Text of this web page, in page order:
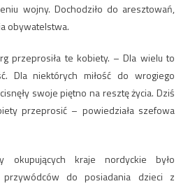
wojny. Dochodziło do aresztowań,
obywatelstwa.
przeprosiła te kobiety. – Dla wielu to
Dla niektórych miłość do wrogiego
swoje piętno na resztę życia. Dziś
przeprosić – powiedziała szefowa
okupujących kraje nordyckie było
przywódców do posiadania dzieci z